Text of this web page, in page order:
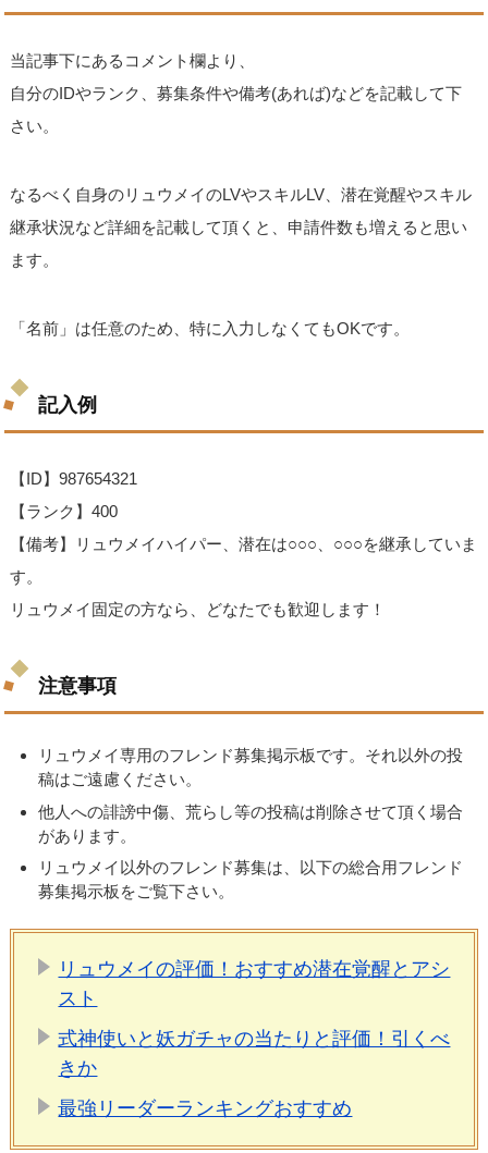
当記事下にあるコメント欄より、
自分のIDやランク、募集条件や備考(あれば)などを記載して下
さい。
なるべく自身のリュウメイのLVやスキルLV、潜在覚醒やスキル
継承状況など詳細を記載して頂くと、申請件数も増えると思い
ます。
「名前」は任意のため、特に入力しなくてもOKです。
記入例
【ID】987654321
【ランク】400
【備考】リュウメイハイパー、潜在は○○○、○○○を継承していま
す。
リュウメイ固定の方なら、どなたでも歓迎します！
注意事項
リュウメイ専用のフレンド募集掲示板です。それ以外の投
稿はご遠慮ください。
他人への誹謗中傷、荒らし等の投稿は削除させて頂く場合
があります。
リュウメイ以外のフレンド募集は、以下の総合用フレンド
募集掲示板をご覧下さい。
リュウメイの評価！おすすめ潜在覚醒とアシ
スト
式神使いと妖ガチャの当たりと評価！引くべ
きか
最強リーダーランキングおすすめ